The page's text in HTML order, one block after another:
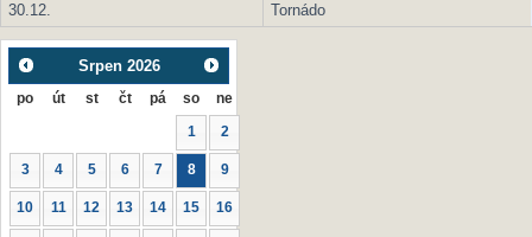
30.12.
Tornádo
Srpen 2026
po út st čt pá so ne
1 2
3 4 5 6 7 8 9
10 11 12 13 14 15 16